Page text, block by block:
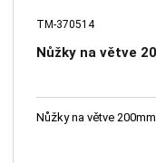
TM-370514
Nůžky na větve
Nůžky na větve